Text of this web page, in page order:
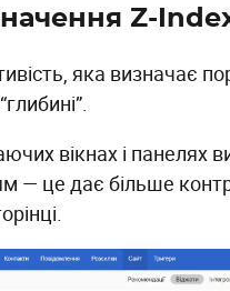
Z-
яка визначає
вікнах і панелях
— це дає більше